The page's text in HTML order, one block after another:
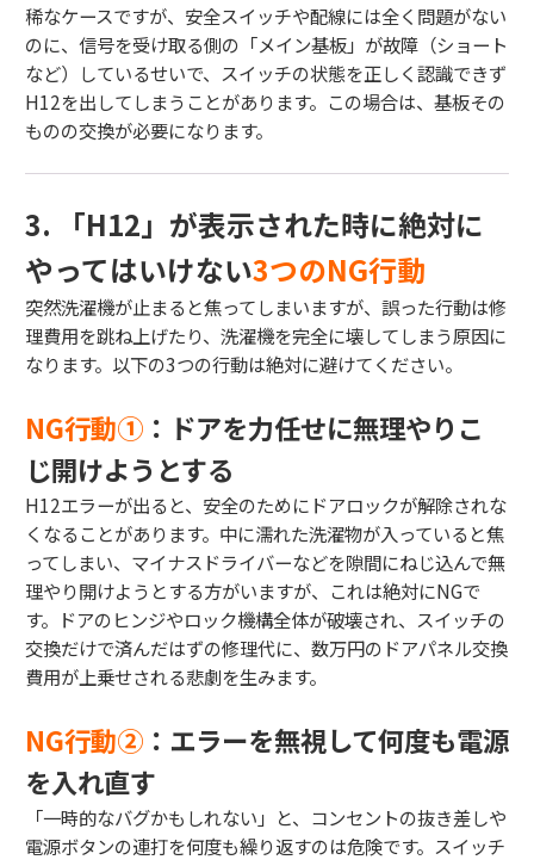
稀なケースですが、安全スイッチや配線には全く問題がない
のに、信号を受け取る側の「メイン基板」が故障（ショート
など）しているせいで、スイッチの状態を正しく認識できず
H12を出してしまうことがあります。この場合は、基板その
ものの交換が必要になります。
3. 「H12」が表示された時に絶対に
やってはいけない3つのNG行動
突然洗濯機が止まると焦ってしまいますが、誤った行動は修
理費用を跳ね上げたり、洗濯機を完全に壊してしまう原因に
なります。以下の3つの行動は絶対に避けてください。
NG行動① ：ドアを力任せに無理やりこ
じ開けようとする
H12エラーが出ると、安全のためにドアロックが解除されな
くなることがあります。中に濡れた洗濯物が入っていると焦
ってしまい、マイナスドライバーなどを隙間にねじ込んで無
理やり開けようとする方がいますが、これは絶対にNGで
す。ドアのヒンジやロック機構全体が破壊され、スイッチの
交換だけで済んだはずの修理代に、数万円のドアパネル交換
費用が上乗せされる悲劇を生みます。
NG行動② ：エラーを無視して何度も電源
を入れ直す
「一時的なバグかもしれない」と、コンセントの抜き差しや
電源ボタンの連打を何度も繰り返すのは危険です。スイッチ